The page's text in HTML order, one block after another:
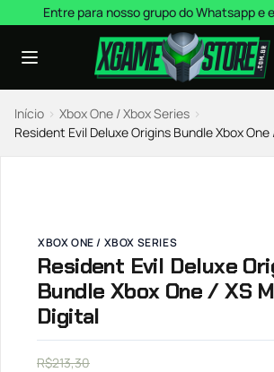
Pular para o conteúdo
Entre para nosso grupo do Whatsapp e
Início › Xbox One / Xbox Series ›
Resident Evil Deluxe Origins Bundle Xbox
XBOX ONE / XBOX SERIES
Resident Evil Deluxe
Bundle Xbox One / XS
Digital
R$213,30